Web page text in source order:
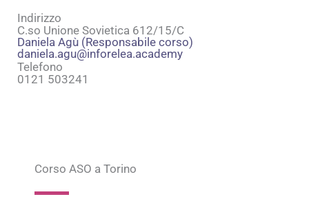
Indirizzo
C.so Unione Sovietica 612/15/C
Daniela Agù (Responsabile corso)
daniela.agu@inforelea.academy
Telefono
0121 503241
Corso ASO a Torino